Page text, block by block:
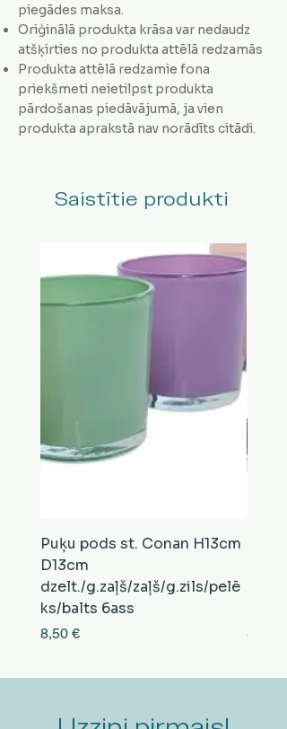
piegādes maksa.
Oriģinālā produkta krāsa var nedaudz
atšķirties no produkta attēlā redzamās
Produkta attēlā redzamie fona
priekšmeti neietilpst produkta
pārdošanas piedāvājumā, ja vien
produkta aprakstā nav norādīts citādi.
Saistītie produkti
Puķu pods st. Conan H13cm
D13cm
dzelt./g.zaļš/zaļš/g.zils/pelē
ks/balts 6ass
Cena
8,50 € Cena
8,50 €